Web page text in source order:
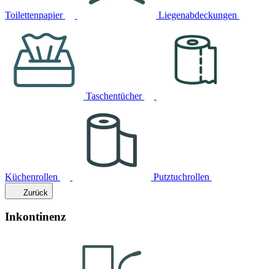
Toilettenpapier Liegenabdeckungen
Taschentücher
Küchenrollen Putztuchrollen
Zurück
Inkontinenz